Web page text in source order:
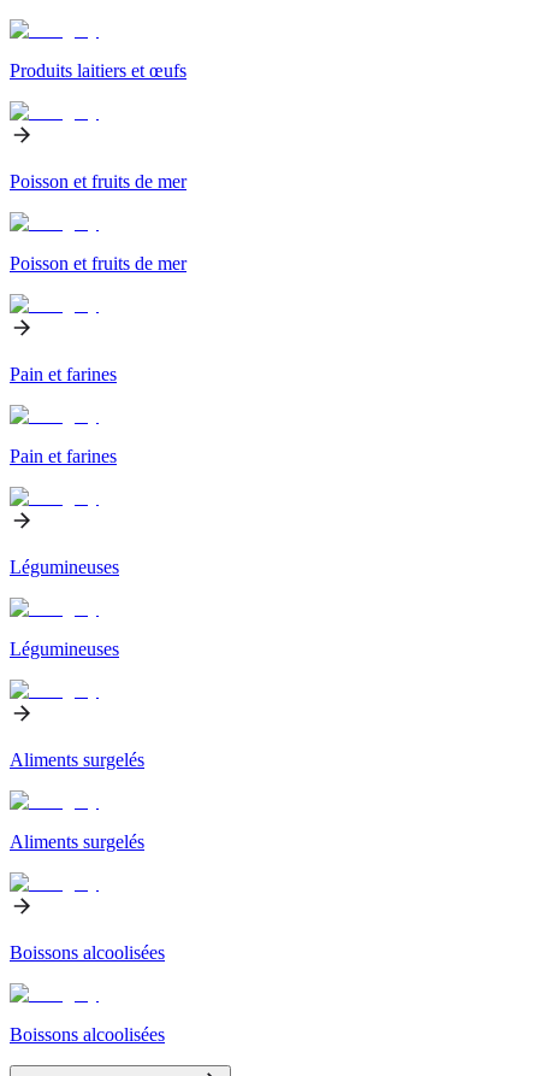
Produits laitiers et œufs
Poisson et fruits de mer
Poisson et fruits de mer
Pain et farines
Pain et farines
Légumineuses
Légumineuses
Aliments surgelés
Aliments surgelés
Boissons alcoolisées
Boissons alcoolisées